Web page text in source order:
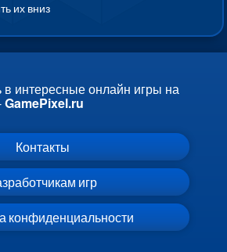
их вниз
в интересные онлайн игры на
GamePixel.ru
Контакты
игр
конфиденциальности